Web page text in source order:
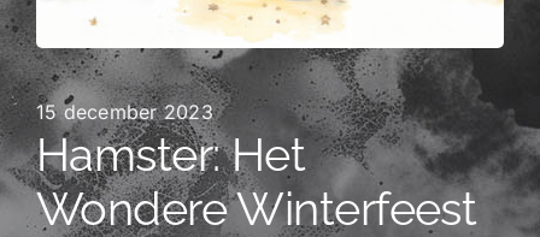
15 december 2023
Hamster: Het
Wondere Winterfeest